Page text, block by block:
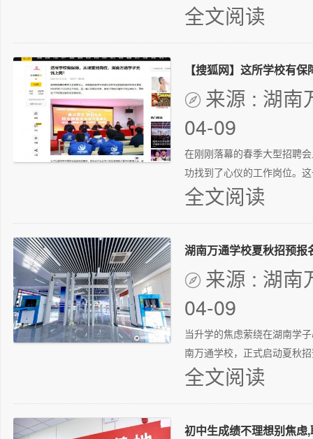
全文阅读
 来源 : 湖南
04-09
在刚刚落幕的春季大型招聘
功找到了心仪的工作岗位。
全文阅读
湖南万通学校夏秋招预报
 来源 : 湖南
04-09
当升学的焦虑萦绕在湖南学
南万通学校，正式启动夏秋
全文阅读
初中生成绩不理想别焦虑